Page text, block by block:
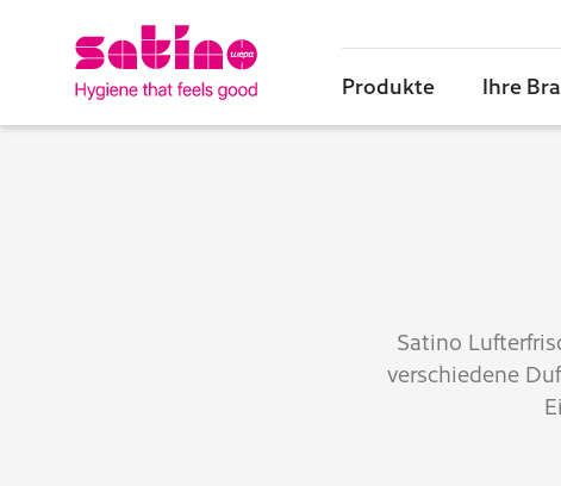
Produkte Ihre
Satino
verschiedene